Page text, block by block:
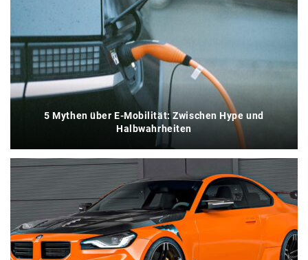
5 Mythen über E-Mobilität: Zwischen Hype und
Halbwahrheiten